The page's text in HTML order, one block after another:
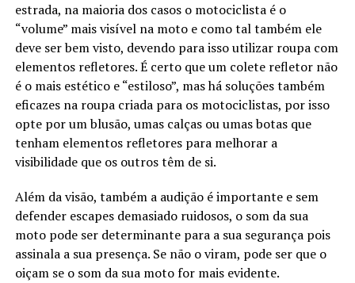
estrada, na maioria dos casos o motociclista é o
“volume” mais visível na moto e como tal também ele
deve ser bem visto, devendo para isso utilizar roupa com
elementos refletores. É certo que um colete refletor não
é o mais estético e “estiloso”, mas há soluções também
eficazes na roupa criada para os motociclistas, por isso
opte por um blusão, umas calças ou umas botas que
tenham elementos refletores para melhorar a
visibilidade que os outros têm de si.
Além da visão, também a audição é importante e sem
defender escapes demasiado ruidosos, o som da sua
moto pode ser determinante para a sua segurança pois
assinala a sua presença. Se não o viram, pode ser que o
oiçam se o som da sua moto for mais evidente.